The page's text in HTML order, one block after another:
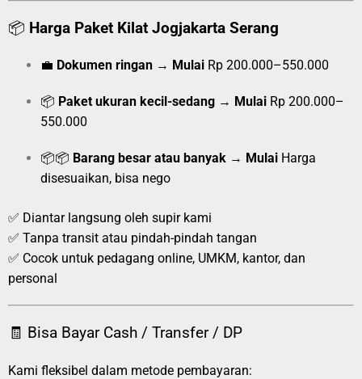
📦 Harga Paket Kilat Jogjakarta Serang
💼 Dokumen ringan → Mulai Rp 200.000–550.000
📦 Paket ukuran kecil-sedang → Mulai Rp 200.000–
550.000
📦📦 Barang besar atau banyak → Mulai Harga
disesuaikan, bisa nego
✅ Diantar langsung oleh supir kami
✅ Tanpa transit atau pindah-pindah tangan
✅ Cocok untuk pedagang online, UMKM, kantor, dan
personal
🧾 Bisa Bayar Cash / Transfer / DP
Kami fleksibel dalam metode pembayaran: